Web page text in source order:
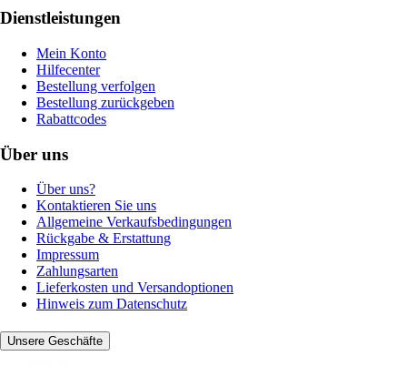
Dienstleistungen
Mein Konto
Hilfecenter
Bestellung verfolgen
Bestellung zurückgeben
Rabattcodes
Über uns
Über uns?
Kontaktieren Sie uns
Allgemeine Verkaufsbedingungen
Rückgabe & Erstattung
Impressum
Zahlungsarten
Lieferkosten und Versandoptionen
Hinweis zum Datenschutz
Unsere Geschäfte